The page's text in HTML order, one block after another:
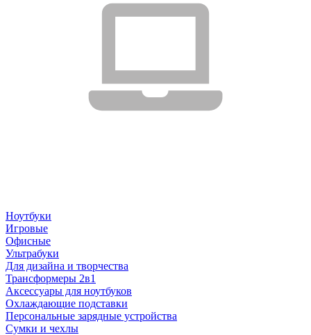
Ноутбуки
Игровые
Офисные
Ультрабуки
Для дизайна и творчества
Трансформеры 2в1
Аксессуары для ноутбуков
Охлаждающие подставки
Персональные зарядные устройства
Сумки и чехлы